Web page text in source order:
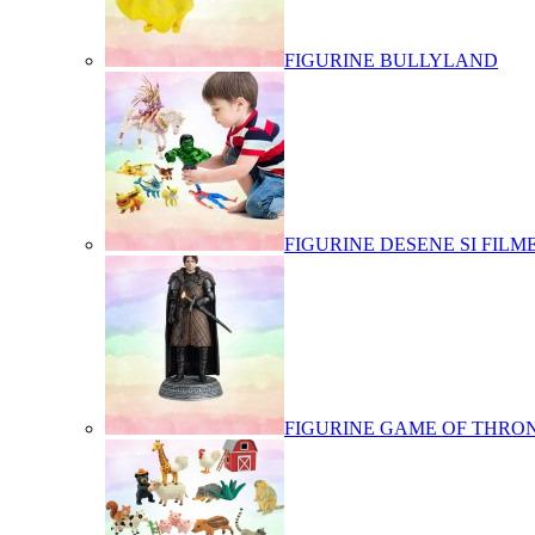
FIGURINE BULLYLAND
FIGURINE DESENE SI
FIGURINE GAME OF